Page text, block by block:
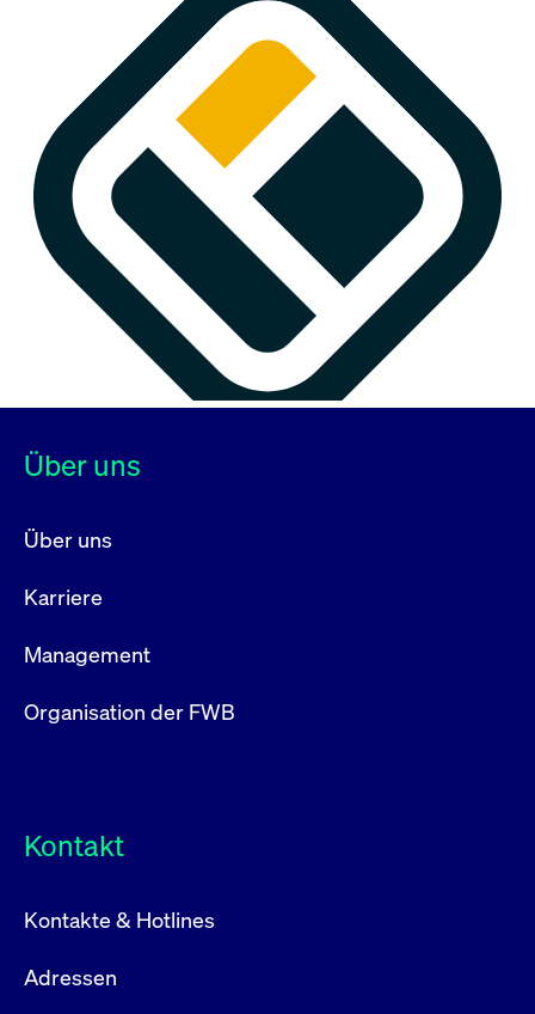
Über uns
Über uns
Karriere
Management
Organisation der FWB
Kontakt
Kontakte & Hotlines
Adressen